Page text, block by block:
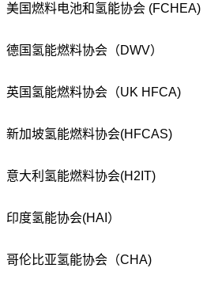
美国燃料电池和氢能协会 (FCHEA)
德国氢能燃料协会（DWV）
英国氢能燃料协会（UK HFCA)
新加坡氢能燃料协会(HFCAS)
意大利氢能燃料协会(H2IT)
印度氢能协会(HAI）
哥伦比亚氢能协会（CHA)